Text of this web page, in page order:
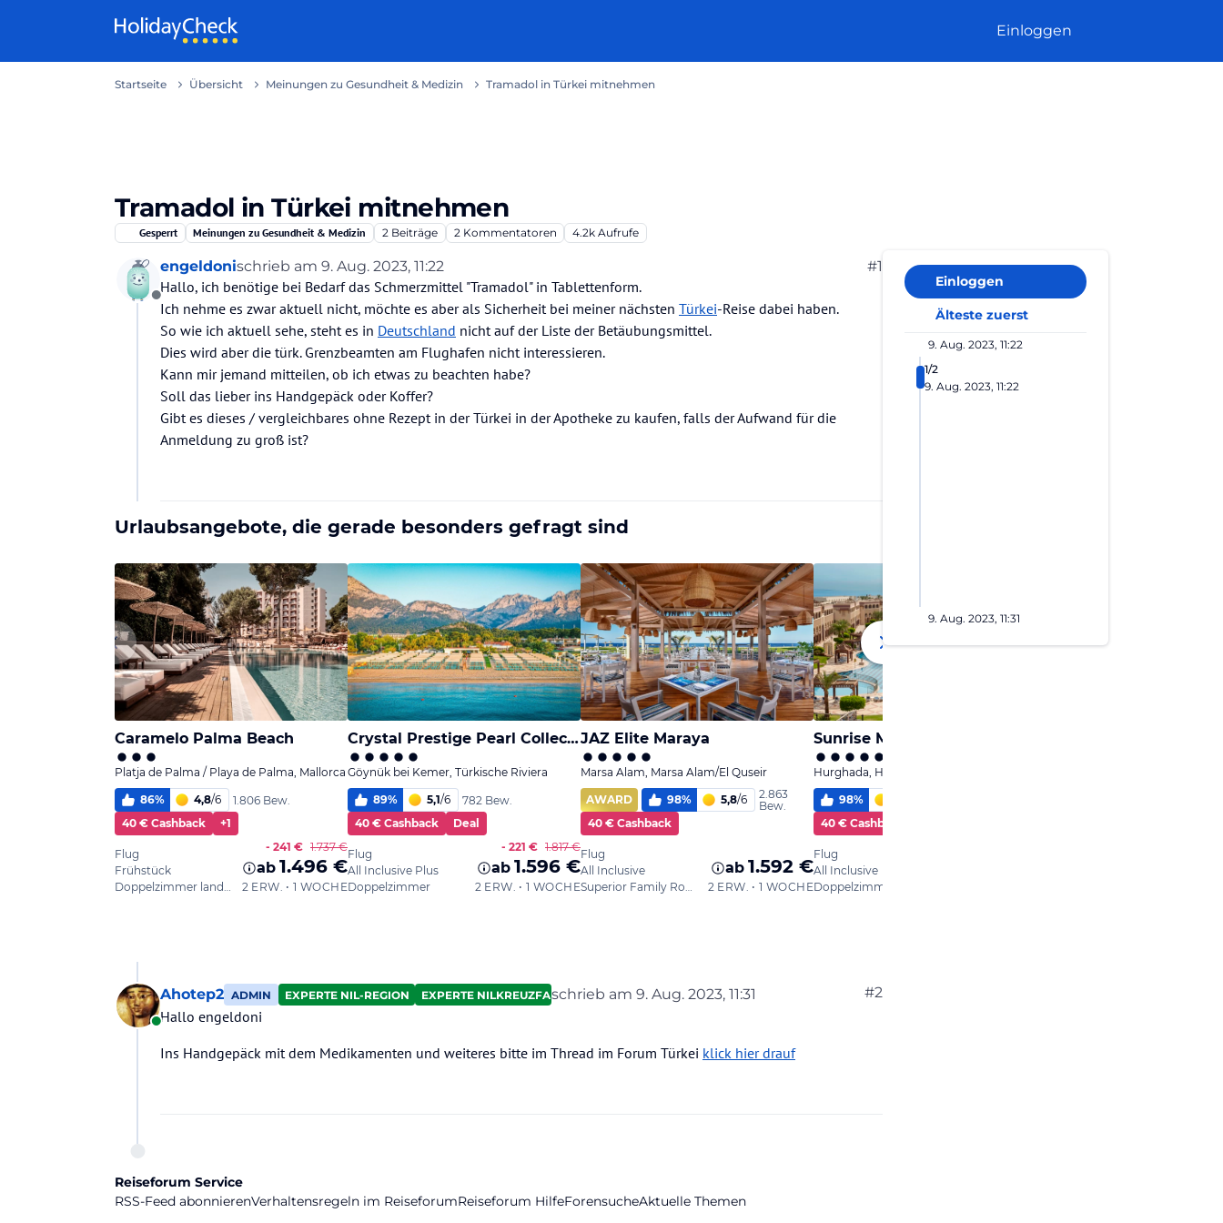
Einloggen
Startseite Übersicht Meinungen zu Gesundheit & Medizin Tramadol in Türkei mitnehmen
Tramadol in Türkei mitnehmen
Gesperrt Meinungen zu Gesundheit & Medizin 2 Beiträge 2 Kommentatoren 4.2k Aufrufe
Offline
engeldonischrieb am 9. Aug. 2023, 11:22
zuletzt editiert von #1
Hallo, ich benötige bei Bedarf das Schmerzmittel "Tramadol" in Tablettenform.
Ich nehme es zwar aktuell nicht, möchte es aber als Sicherheit bei meiner nächsten Türkei-Reise dabei haben.
So wie ich aktuell sehe, steht es in Deutschland nicht auf der Liste der Betäubungsmittel.
Dies wird aber die türk. Grenzbeamten am Flughafen nicht interessieren.
Kann mir jemand mitteilen, ob ich etwas zu beachten habe?
Soll das lieber ins Handgepäck oder Koffer?
Gibt es dieses / vergleichbares ohne Rezept in der Türkei in der Apotheke zu kaufen, falls der Aufwand für die
Anmeldung zu groß ist?
Online
Ahotep2 ADMIN EXPERTE NIL-REGION EXPERTE NILKREUZFAHRTENschrieb am 9. Aug. 2023, 11:31
zuletzt editiert von Ahotep2 8. Sept. 2023, 11:33
#2
Hallo engeldoni
Ins Handgepäck mit dem Medikamenten und weiteres bitte im Thread im Forum Türkei klick hier drauf
Einloggen
Älteste zuerst
9. Aug. 2023, 11:22
1/2
9. Aug. 2023, 11:22
9. Aug. 2023, 11:31
Reiseforum Service
RSS-Feed abonnierenVerhaltensregeln im ReiseforumReiseforum HilfeForensucheAktuelle Themen